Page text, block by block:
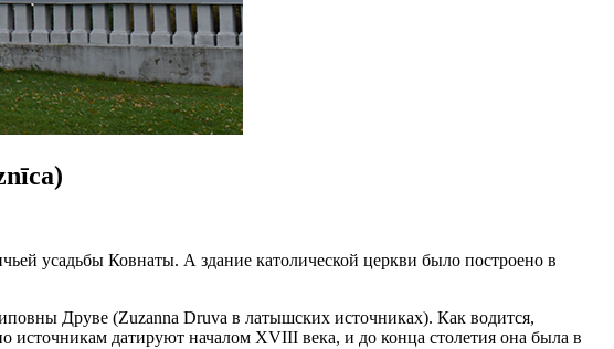
усадьбы Ковнаты. А здание католической церкви было построено в
Друве (Zuzanna Druva в латышских источниках). Как водится,
источникам датируют началом XVIII века, и до конца столетия она была в